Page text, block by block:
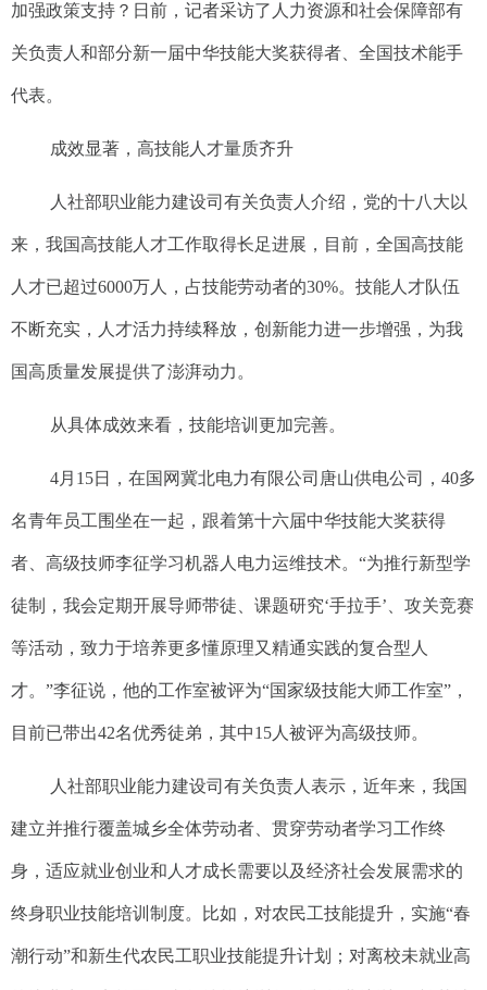
加强政策支持？日前，记者采访了人力资源和社会保障部有
关负责人和部分新一届中华技能大奖获得者、全国技术能手
代表。
成效显著，高技能人才量质齐升
人社部职业能力建设司有关负责人介绍，党的十八大以
来，我国高技能人才工作取得长足进展，目前，全国高技能
人才已超过6000万人，占技能劳动者的30%。技能人才队伍
不断充实，人才活力持续释放，创新能力进一步增强，为我
国高质量发展提供了澎湃动力。
从具体成效来看，技能培训更加完善。
4月15日，在国网冀北电力有限公司唐山供电公司，40多
名青年员工围坐在一起，跟着第十六届中华技能大奖获得
者、高级技师李征学习机器人电力运维技术。“为推行新型学
徒制，我会定期开展导师带徒、课题研究‘手拉手’、攻关竞赛
等活动，致力于培养更多懂原理又精通实践的复合型人
才。”李征说，他的工作室被评为“国家级技能大师工作室”，
目前已带出42名优秀徒弟，其中15人被评为高级技师。
人社部职业能力建设司有关负责人表示，近年来，我国
建立并推行覆盖城乡全体劳动者、贯穿劳动者学习工作终
身，适应就业创业和人才成长需要以及经济社会发展需求的
终身职业技能培训制度。比如，对农民工技能提升，实施“春
潮行动”和新生代农民工职业技能提升计划；对离校未就业高